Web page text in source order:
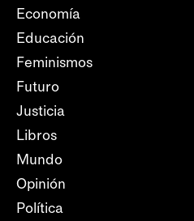
Economía
Educación
Feminismos
Futuro
Justicia
Libros
Mundo
Opinión
Política